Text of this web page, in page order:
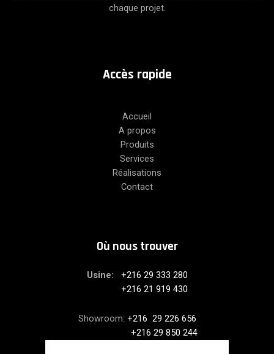
chaque projet.
Accès rapide
Accueil
A propos
Produits
Services
Réalisations
Contact
Où nous trouver
Usine:
+216 29 333 280
+216 21 919 430
Showroom: +216 29 226 656
+216 29 850 244